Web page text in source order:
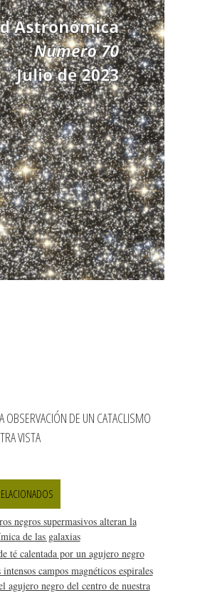
OBSERVACIÓN DE UN CATACLISMO
VISTA
negros supermasivos alteran la
de las galaxias
té calentada por un agujero negro
intensos campos magnéticos espirales
agujero negro del centro de nuestra